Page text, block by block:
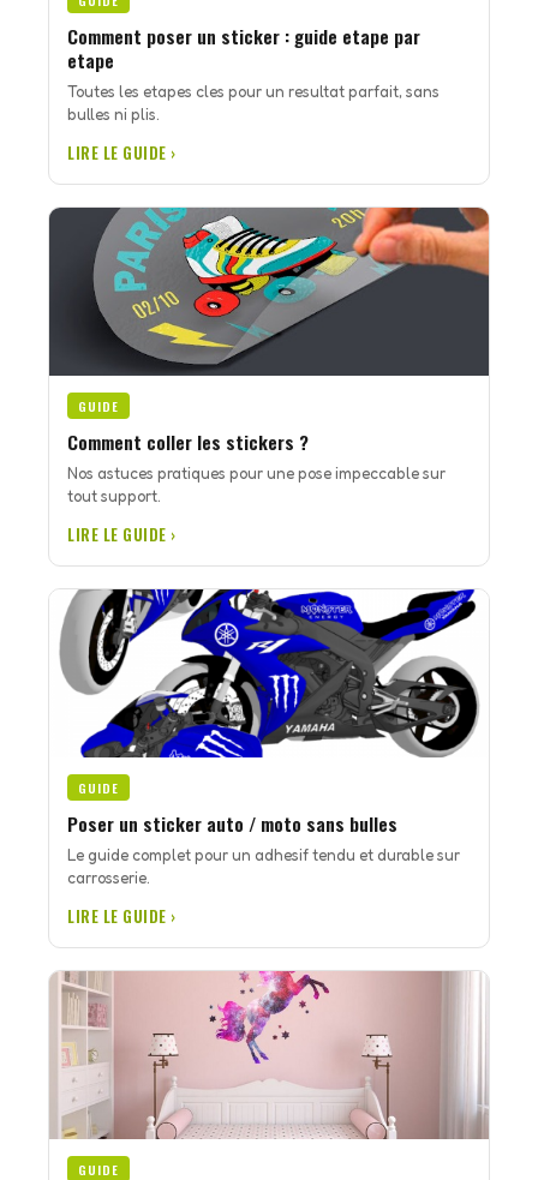
Comment poser un sticker : guide etape par
etape
Toutes les etapes cles pour un resultat parfait, sans
bulles ni plis.
LIRE LE GUIDE ›
GUIDE
Comment coller les stickers ?
Nos astuces pratiques pour une pose impeccable sur
tout support.
LIRE LE GUIDE ›
GUIDE
Poser un sticker auto / moto sans bulles
Le guide complet pour un adhesif tendu et durable sur
carrosserie.
LIRE LE GUIDE ›
GUIDE